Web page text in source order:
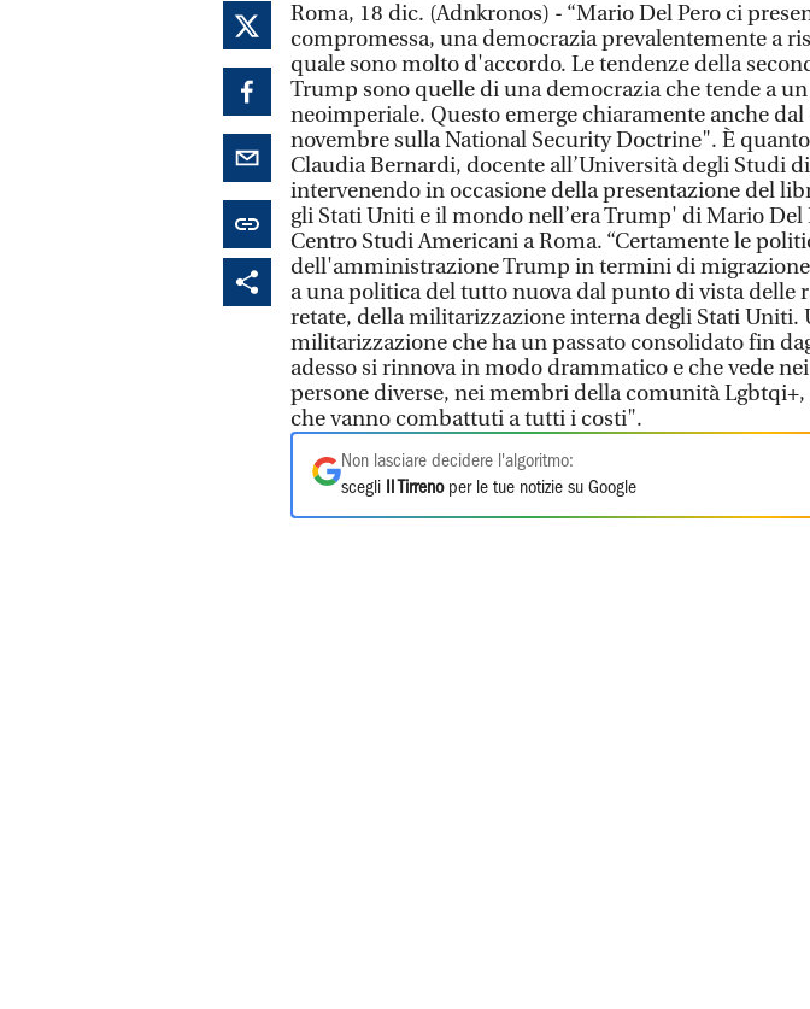
Roma, 18 dic. (Adnkronos) - “Mario Del Pero ci
compromessa, una democrazia prevalentemente a
quale sono molto d'accordo. Le tendenze della
Trump sono quelle di una democrazia che tende a
neoimperiale. Questo emerge chiaramente anche
novembre sulla National Security Doctrine". È
Claudia Bernardi, docente all’Università degli Studi
intervenendo in occasione della presentazione del
gli Stati Uniti e il mondo nell’era Trump' di Mario Del
Centro Studi Americani a Roma. “Certamente le
dell'amministrazione Trump in termini di
a una politica del tutto nuova dal punto di vista delle
retate, della militarizzazione interna degli Stati Uniti.
militarizzazione che ha un passato consolidato fin
adesso si rinnova in modo drammatico e che vede
persone diverse, nei membri della comunità
che vanno combattuti a tutti i costi".
Non lasciare decidere l'algoritmo:
scegli
Il Tirrenoper le tue notizie su Google